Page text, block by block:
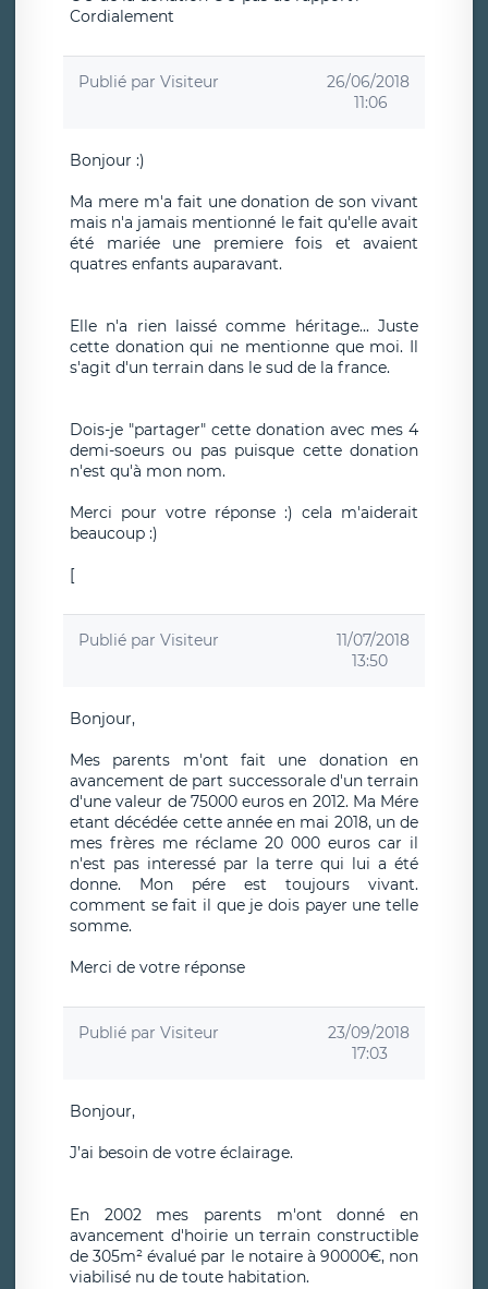
Cordialement
Publié par Visiteur
26/06/2018
11:06
Bonjour :)
Ma mere m'a fait une donation de son vivant
mais n'a jamais mentionné le fait qu'elle avait
été mariée une premiere fois et avaient
quatres enfants auparavant.
Elle n'a rien laissé comme héritage... Juste
cette donation qui ne mentionne que moi. Il
s'agit d'un terrain dans le sud de la france.
Dois-je "partager" cette donation avec mes 4
demi-soeurs ou pas puisque cette donation
n'est qu'à mon nom.
Merci pour votre réponse :) cela m'aiderait
beaucoup :)
[
Publié par Visiteur
11/07/2018
13:50
Bonjour,
Mes parents m'ont fait une donation en
avancement de part successorale d'un terrain
d'une valeur de 75000 euros en 2012. Ma Mére
etant décédée cette année en mai 2018, un de
mes frères me réclame 20 000 euros car il
n'est pas interessé par la terre qui lui a été
donne. Mon pére est toujours vivant.
comment se fait il que je dois payer une telle
somme.
Merci de votre réponse
Publié par Visiteur
23/09/2018
17:03
Bonjour,
J’ai besoin de votre éclairage.
En 2002 mes parents m'ont donné en
avancement d'hoirie un terrain constructible
de 305m² évalué par le notaire à 90000€, non
viabilisé nu de toute habitation.